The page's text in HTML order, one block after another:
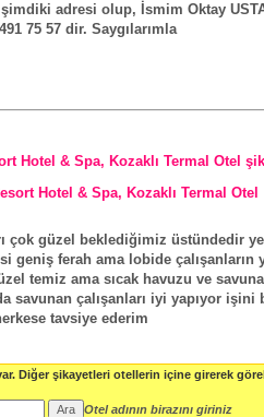
adresi olup, İsmim Oktay
75 57 dir. Saygılarımla
Hotel & Spa, Kozaklı Termal Otel
Hotel & Spa, Kozaklı Termal Otel
çok güzel beklediğimiz üstündedir
geniş ferah ama lobide çalışanların
temiz ama sıcak havuzu ve
savunan çalışanları iyi yapıyor işini
tavsiye ederim
Diğer şikayetleri otellerin içine girerek
Otel adının birazını giriniz